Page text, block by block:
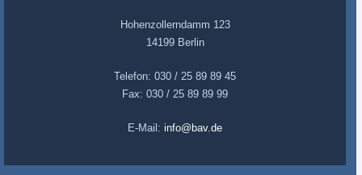
Hohenzollerndamm 123
14199 Berlin
Telefon: 030 / 25 89 89 45
Fax: 030 / 25 89 89 99
E-Mail: info@bav.de